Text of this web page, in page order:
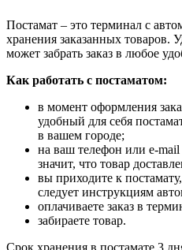
Постамат – это терминал с
хранения заказанных товаров.
может забрать заказ в любое
Как работать с постаматом:
в момент оформления
удобный для себя
в вашем городе;
на ваш телефон или e-
значит, что товар
вы приходите к
следует инструкциям
оплачиваете заказ в
забираете товар.
Срок хранения в постамате 3